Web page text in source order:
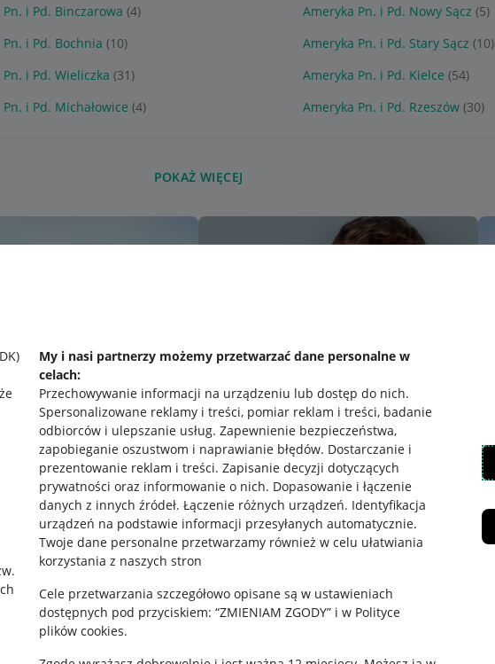
My i nasi partnerzy możemy przetwarzać dane personalne w
celach:
Przechowywanie informacji na urządzeniu lub dostęp do nich.
Spersonalizowane reklamy i treści, pomiar reklam i treści, badanie
odbiorców i ulepszanie usług. Zapewnienie bezpieczeństwa,
zapobieganie oszustwom i naprawianie błędów. Dostarczanie i
prezentowanie reklam i treści. Zapisanie decyzji dotyczących
prywatności oraz informowanie o nich. Dopasowanie i łączenie
danych z innych źródeł. Łączenie różnych urządzeń. Identyfikacja
urządzeń na podstawie informacji przesyłanych automatycznie.
Twoje dane personalne przetwarzamy również w celu ułatwiania
korzystania z naszych stron
Cele przetwarzania szczegółowo opisane są w ustawieniach
dostępnych pod przyciskiem: “ZMIENIAM ZGODY” i w Polityce
plików cookies.
i Pd. Binczarowa (4) Ameryka Pn. i Pd. Nowy Sącz (5)
i Pd. Bochnia (10) Ameryka Pn. i Pd. Stary Sącz (10)
i Pd. Wieliczka (31) Ameryka Pn. i Pd. Kielce (54)
i Pd. Michałowice (4) Ameryka Pn. i Pd. Rzeszów (30)
POKAŻ WIĘCEJ
"cookies"
Pobierz aplikację